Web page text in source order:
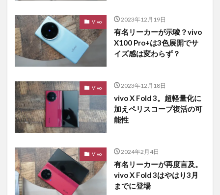
Vivo 2023年12月19日
有名リーカーが示唆？vivo
X100 Pro+は3色展開でサ
イズ感は変わらず？
Vivo 2023年12月18日
vivo X Fold 3。超軽量化に
加えペリスコープ復活の可
能性
Vivo 2024年2月4日
有名リーカーが再度言及。
vivo X Fold 3はやはり3月
までに登場